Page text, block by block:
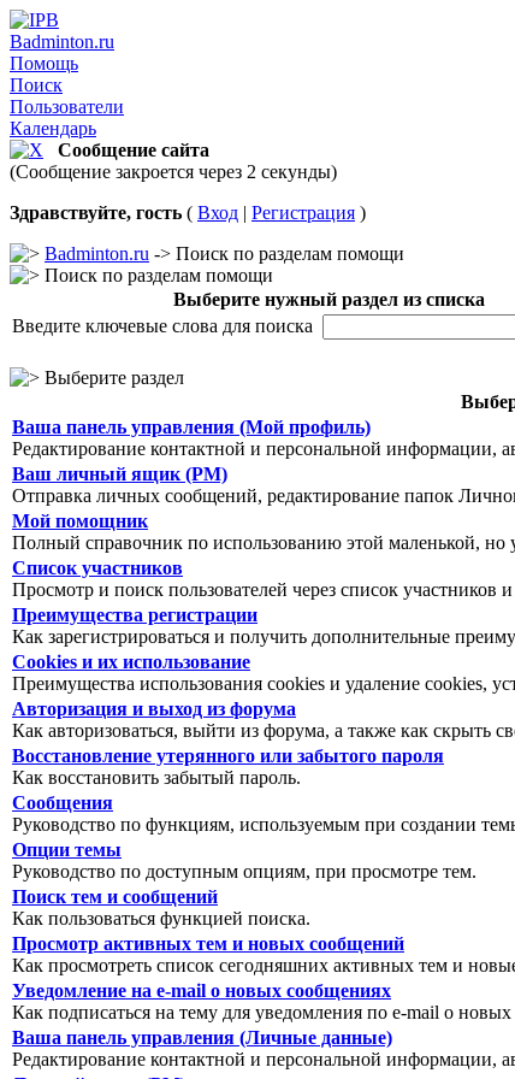
Badminton.ru
Помощь
Поиск
Пользователи
Календарь
Сообщение сайта
(Сообщение закроется через 2 секунды)
Здравствуйте, гость ( Вход | Регистрация )
Badminton.ru -> Поиск по разделам помощи
Поиск по разделам помощи
Выберите нужный раздел из списка
Введите ключевые слова для поиска
Выберите раздел
Ваша панель управления (Мой профиль)
Редактирование контактной и персональной информации,
Ваш личный ящик (PM)
Отправка личных сообщений, редактирование папок
Мой помощник
Полный справочник по использованию этой маленькой, но
Список участников
Просмотр и поиск пользователей через список участников
Преимущества регистрации
Как зарегистрироваться и получить дополнительные
Cookies и их использование
Преимущества использования cookies и удаление cookies,
Авторизация и выход из форума
Как авторизоваться, выйти из форума, а также как скрыть
Восстановление утерянного или забытого пароля
Как восстановить забытый пароль.
Сообщения
Руководство по функциям, используемым при создании
Опции темы
Руководство по доступным опциям, при просмотре тем.
Поиск тем и сообщений
Как пользоваться функцией поиска.
Просмотр активных тем и новых сообщений
Как просмотреть список сегодняшних активных тем и
Уведомление на e-mail о новых сообщениях
Как подписаться на тему для уведомления по e-mail о новых
Ваша панель управления (Личные данные)
Редактирование контактной и персональной информации,